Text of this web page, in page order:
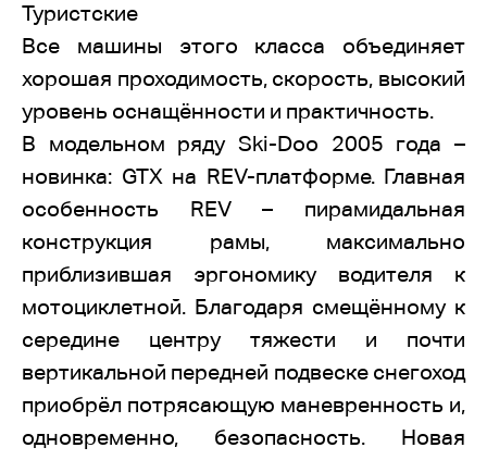
Туристские
Все машины этого класса объединяет
хорошая проходимость, скорость, высокий
уровень оснащённости и практичность.
В модельном ряду Ski-Doo 2005 года –
новинка: GTX на REV-платформе. Главная
особенность REV – пирамидальная
конструкция рамы, максимально
приблизившая эргономику водителя к
мотоциклетной. Благодаря смещённому к
середине центру тяжести и почти
вертикальной передней подвеске снегоход
приобрёл потрясающую маневренность и,
одновременно, безопасность. Новая